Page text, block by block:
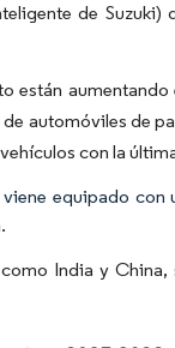
de Suzuki)
están aumentando
automóviles de
con la
equipado
India y China,